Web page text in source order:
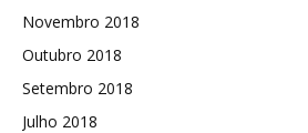
Novembro 2018
Outubro 2018
Setembro 2018
Julho 2018